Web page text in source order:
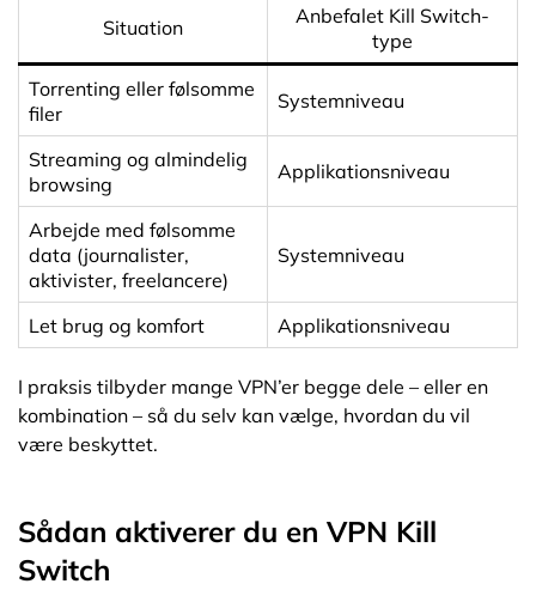
Situation
Anbefalet Kill Switch-
type
Torrenting eller følsomme
filer
Systemniveau
Streaming og almindelig
browsing
Applikationsniveau
Arbejde med følsomme
data (journalister,
aktivister, freelancere)
Systemniveau
Let brug og komfort Applikationsniveau
I praksis tilbyder mange VPN’er begge dele – eller en
kombination – så du selv kan vælge, hvordan du vil
være beskyttet.
Sådan aktiverer du en VPN Kill
Switch